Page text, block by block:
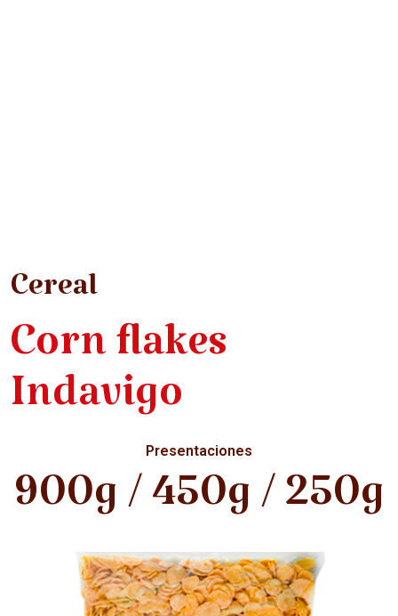
Cereal
Corn flakes
Indavigo
Presentaciones
900g / 450g / 250g